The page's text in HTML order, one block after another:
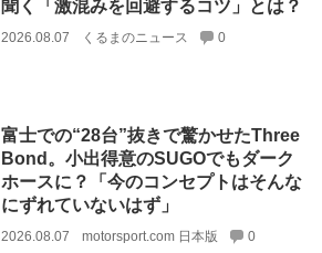
聞く「激混みを回避するコツ」とは？
2026.08.07 くるまのニュース 0
富士での“28台”抜きで驚かせたThree
Bond。小出得意のSUGOでもダーク
ホースに？「今のコンセプトはそんな
にずれていないはず」
2026.08.07 motorsport.com 日本版 0